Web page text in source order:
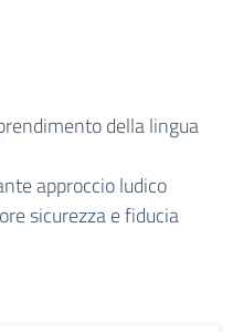
della lingua
approccio ludico
sicurezza e fiducia